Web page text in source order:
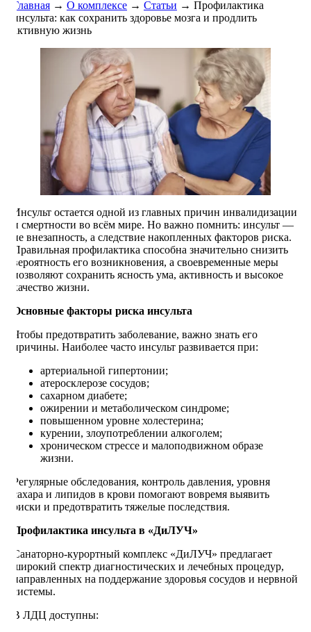
Главная → О комплексе → Статьи → Профилактика
инсульта: как сохранить здоровье мозга и продлить
активную жизнь
Инсульт остается одной из главных причин инвалидизации
и смертности во всём мире. Но важно помнить: инсульт —
не внезапность, а следствие накопленных факторов риска.
Правильная профилактика способна значительно снизить
вероятность его возникновения, а своевременные меры
позволяют сохранить ясность ума, активность и высокое
качество жизни.
Основные факторы риска инсульта
Чтобы предотвратить заболевание, важно знать его
причины. Наиболее часто инсульт развивается при:
артериальной гипертонии;
атеросклерозе сосудов;
сахарном диабете;
ожирении и метаболическом синдроме;
повышенном уровне холестерина;
курении, злоупотреблении алкоголем;
хроническом стрессе и малоподвижном образе
жизни.
Регулярные обследования, контроль давления, уровня
сахара и липидов в крови помогают вовремя выявить
риски и предотвратить тяжелые последствия.
Профилактика инсульта в «ДиЛУЧ»
Санаторно-курортный комплекс «ДиЛУЧ» предлагает
широкий спектр диагностических и лечебных процедур,
направленных на поддержание здоровья сосудов и нервной
системы.
В ЛДЦ доступны: